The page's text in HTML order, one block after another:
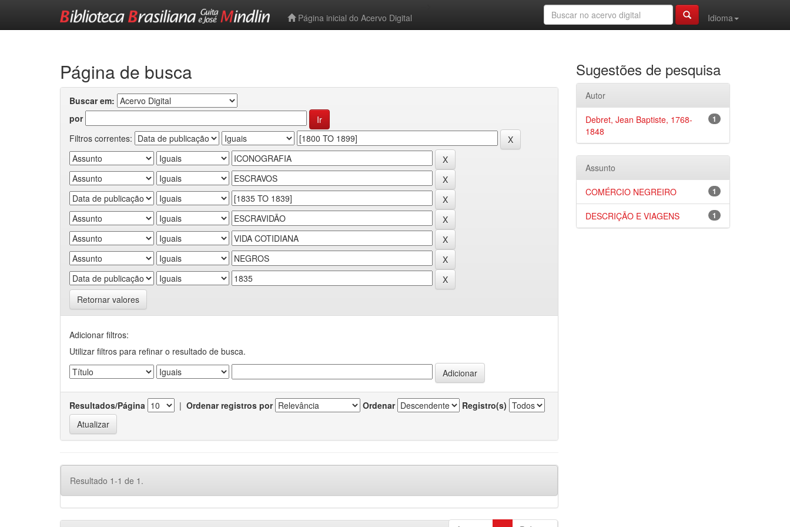
Página inicial do Acervo Digital
Idioma
Página de busca
Buscar em:
por
Filtros correntes:
Retornar valores
Adicionar filtros:
Utilizar filtros para refinar o resultado de busca.
Resultados/Página | Ordenar registros por Ordenar Registro(s)
Resultado 1-1 de 1.
Sugestões de pesquisa
Autor
1
Debret, Jean Baptiste, 1768-
1848
Assunto
1
COMÉRCIO NEGREIRO
1
DESCRIÇÃO E VIAGENS